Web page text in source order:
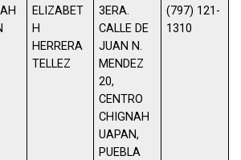
ELIZABET
H
HERRERA
TELLEZ
3ERA.
CALLE DE
JUAN N.
MENDEZ
20,
CENTRO
CHIGNAH
UAPAN,
PUEBLA
(797) 121-
1310